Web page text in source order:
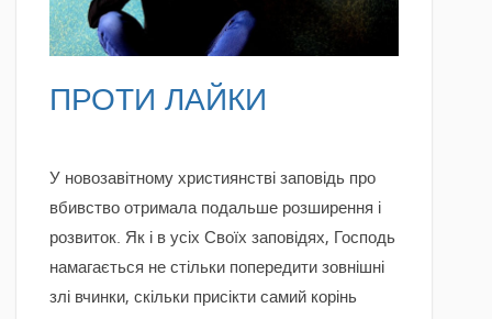
ПРОТИ ЛАЙКИ
У новозавітному християнстві заповідь про
вбивство отримала подальше розширення і
розвиток. Як і в усіх Своїх заповідях, Господь
намагається не стільки попередити зовнішні
злі вчинки, скільки присікти самий корінь